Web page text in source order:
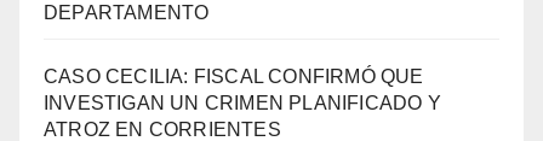
DEPARTAMENTO
CASO CECILIA: FISCAL CONFIRMÓ QUE
INVESTIGAN UN CRIMEN PLANIFICADO Y
ATROZ EN CORRIENTES